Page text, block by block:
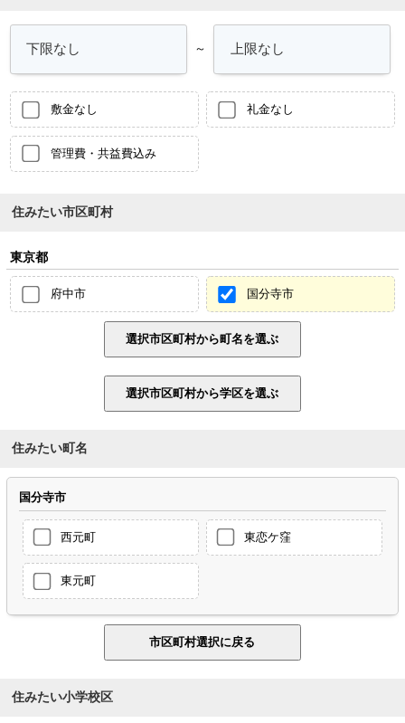
～
敷金なし 礼金なし
管理費・共益費込み
住みたい市区町村
東京都
府中市 国分寺市
住みたい町名
国分寺市
西元町 東恋ケ窪
東元町
住みたい小学校区